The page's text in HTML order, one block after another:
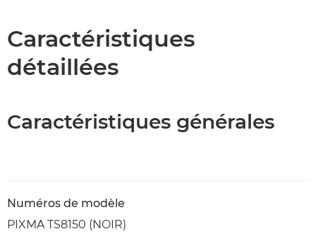
Caractéristiques
détaillées
Caractéristiques générales
Numéros de modèle
PIXMA TS8150 (NOIR)